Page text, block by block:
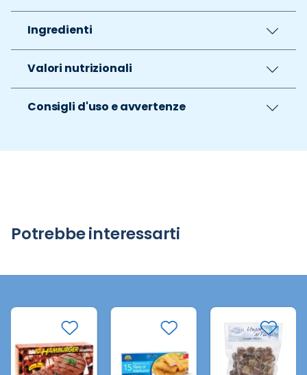
Ingredienti
Valori nutrizionali
Consigli d'uso e avvertenze
Potrebbe interessarti